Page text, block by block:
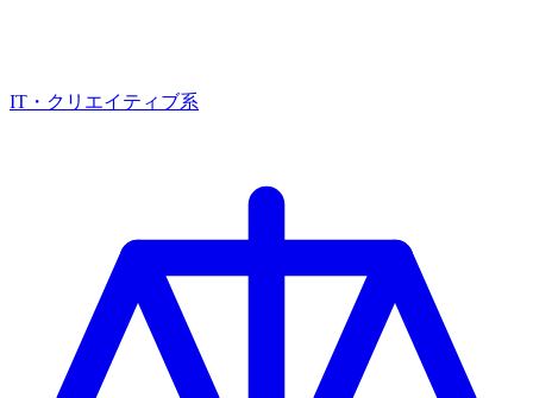
IT・クリエイティブ系